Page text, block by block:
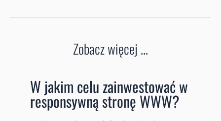
Zobacz więcej ...
W jakim celu zainwestować w
responsywną stronę WWW?